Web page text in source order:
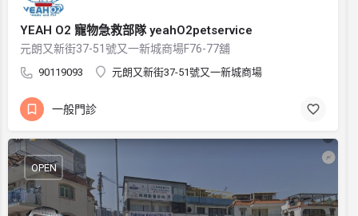
YEAH O2 寵物急救部隊 yeahO2petservice
元朗又新街37-51號又一新城商場F76-77舖
90119093 元朗又新街37-51號又一新城商場
一般門診
OPEN